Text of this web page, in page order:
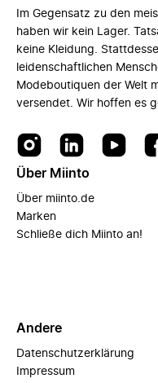
Im Gegensatz zu den
haben wir kein Lager.
keine Kleidung.
leidenschaftlichen
Modeboutiquen der Welt
versendet. Wir hoffen es
Über Miinto
Über miinto.de
Marken
Schließe dich Miinto an!
Andere
Datenschutzerklärung
Impressum